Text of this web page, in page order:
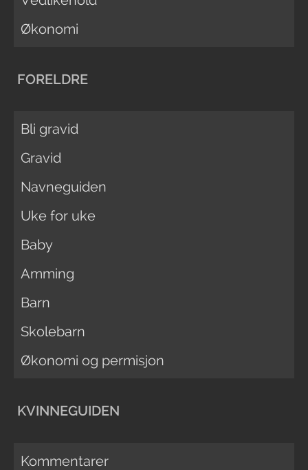
Økonomi
FORELDRE
Bli gravid
Gravid
Navneguiden
Uke for uke
Baby
Amming
Barn
Skolebarn
Økonomi og permisjon
KVINNEGUIDEN
Kommentarer